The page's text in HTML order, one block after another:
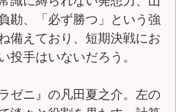
勘、「必ず勝つ」という強
備えており、短期決戦にお
投手はいないだろう。
ゼニ』の凡田夏之介。左の